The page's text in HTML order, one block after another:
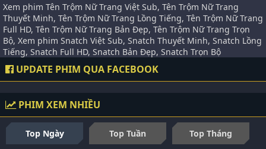
Xem phim Tên Trộm Nữ Trang Việt Sub, Tên Trộm Nữ Trang
Thuyết Minh, Tên Trộm Nữ Trang Lồng Tiếng, Tên Trộm Nữ Trang
Full HD, Tên Trộm Nữ Trang Bản Đẹp, Tên Trộm Nữ Trang Trọn
Bộ, Xem phim Snatch Việt Sub, Snatch Thuyết Minh, Snatch Lồng
Tiếng, Snatch Full HD, Snatch Bản Đẹp, Snatch Trọn Bộ
UPDATE PHIM QUA FACEBOOK
PHIM XEM NHIỀU
Top Ngày Top Tuần
Top Tháng